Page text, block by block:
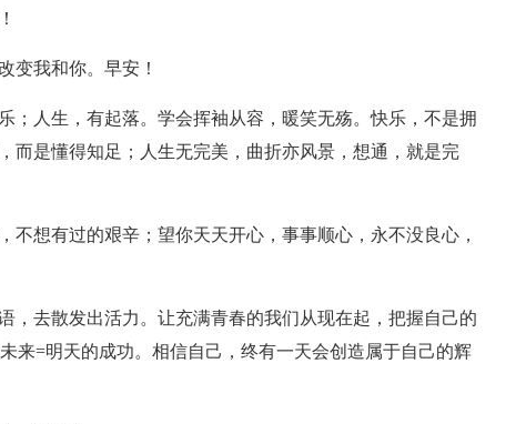
变我和你。早安！
；人生，有起落。学会挥袖从容，暖笑无殇。快乐，不是拥
而是懂得知足；人生无完美，曲折亦风景，想通，就是完
不想有过的艰辛；望你天天开心，事事顺心，永不没良心，
，去散发出活力。让充满青春的我们从现在起，把握自己的
来=明天的成功。相信自己，终有一天会创造属于自己的辉